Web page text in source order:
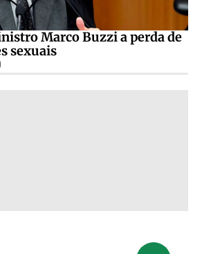
Marco Buzzi a perda de
sexuais